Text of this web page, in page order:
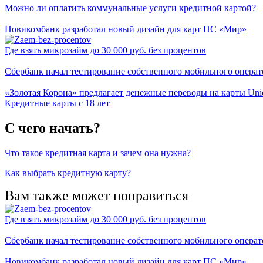
Можно ли оплатить коммунальные услуги кредитной картой?
Новикомбанк разработал новый дизайн для карт ПС «Мир»
Где взять микрозайм до 30 000 руб. без процентов
Сбербанк начал тестирование собственного мобильного
«Золотая Корона» предлагает денежные переводы на карты
Кредитные карты с 18 лет
С чего начать?
Что такое кредитная карта и зачем она нужна?
Как выбрать кредитную карту?
Вам также может понравиться
Где взять микрозайм до 30 000 руб. без процентов
Сбербанк начал тестирование собственного мобильного